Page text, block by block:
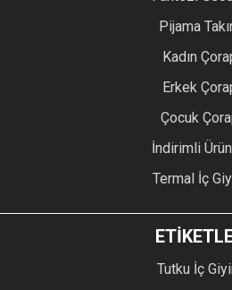
Pijama
Kadın
Erkek
Çocuk
İndirimli
Termal İç
Tutku İç